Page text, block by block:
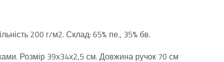
200 г/м2. Склад: 65% пе., 35% бв.
Розмір 39х34х2,5 см. Довжина ручок 70 см